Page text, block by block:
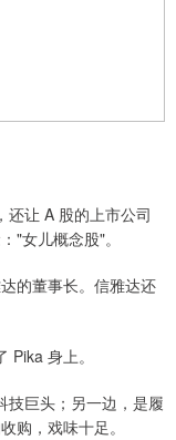
还让 A 股的上市公司
"女儿概念股"。
的董事长。信雅达还
身上。
技巨头；另一边，是履
购，戏味十足。